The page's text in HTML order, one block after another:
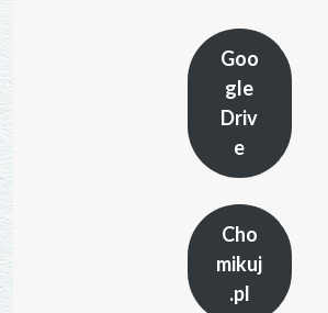
Goo
gle
Driv
e
Cho
mikuj
.pl